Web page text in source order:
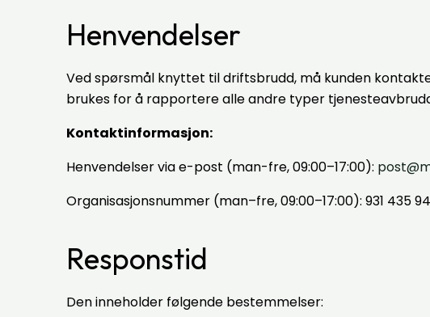
Henvendelser
Ved spørsmål knyttet til driftsbrudd, må kunden
brukes for å rapportere alle andre typer
Kontaktinformasjon:
Henvendelser via e-post (man-fre, 09:00–17:00):
Organisasjonsnummer (man–fre, 09:00–17:00): 931 435
Responstid
Den inneholder følgende bestemmelser: